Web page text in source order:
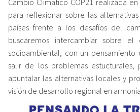
para reflexionar sobre las
países frente a los desafíos del
buscaremos intercambiar sobre
socioambiental, con un
salir de los problemas estucturales,
apuntalar las alternativas locales y
visión de desarrollo regional en